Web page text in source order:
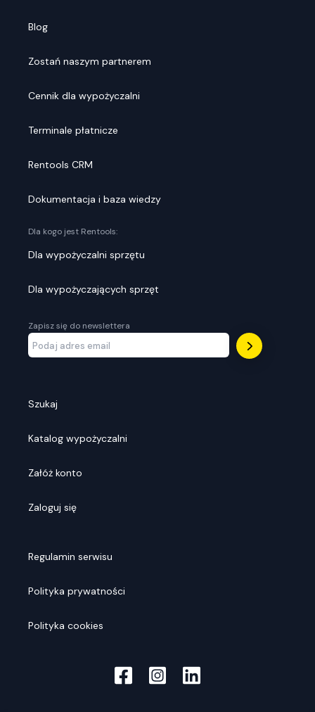
Blog
Zostań naszym partnerem
Cennik dla wypożyczalni
Terminale płatnicze
Rentools CRM
Dokumentacja i baza wiedzy
Dla kogo jest Rentools:
Dla wypożyczalni sprzętu
Dla wypożyczających sprzęt
Zapisz się do newslettera
Szukaj
Katalog wypożyczalni
Załóż konto
Zaloguj się
Regulamin serwisu
Polityka prywatności
Polityka cookies